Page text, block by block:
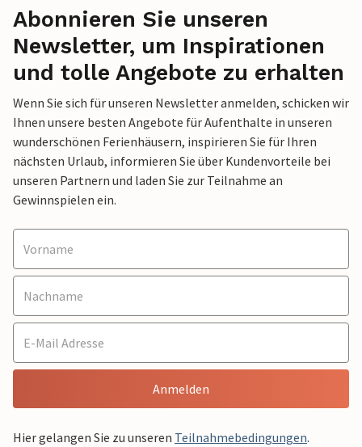
Abonnieren Sie unseren
Newsletter, um Inspirationen
und tolle Angebote zu erhalten
Wenn Sie sich für unseren Newsletter anmelden, schicken wir
Ihnen unsere besten Angebote für Aufenthalte in unseren
wunderschönen Ferienhäusern, inspirieren Sie für Ihren
nächsten Urlaub, informieren Sie über Kundenvorteile bei
unseren Partnern und laden Sie zur Teilnahme an
Gewinnspielen ein.
Anmelden
Hier gelangen Sie zu unseren Teilnahmebedingungen.